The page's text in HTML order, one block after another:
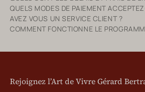
QUELS MODES DE PAIEMENT
AVEZ VOUS UN SERVICE CLIENT ?
COMMENT FONCTIONNE LE
Rejoignez l’Art de Vivre Gérard